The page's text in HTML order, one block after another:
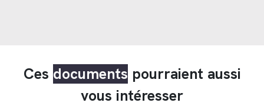
Ces documents pourraient aussi
vous intéresser